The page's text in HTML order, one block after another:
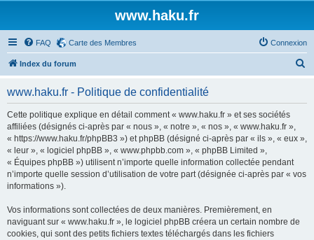
www.haku.fr
FAQ Carte des Membres Connexion
Index du forum
www.haku.fr - Politique de confidentialité
Cette politique explique en détail comment « www.haku.fr » et ses sociétés
affiliées (désignés ci-après par « nous », « notre », « nos », « www.haku.fr »,
« https://www.haku.fr/phpBB3 ») et phpBB (désigné ci-après par « ils », « eux »,
« leur », « logiciel phpBB », « www.phpbb.com », « phpBB Limited »,
« Équipes phpBB ») utilisent n’importe quelle information collectée pendant
n’importe quelle session d’utilisation de votre part (désignée ci-après par « vos
informations »).
Vos informations sont collectées de deux manières. Premièrement, en
naviguant sur « www.haku.fr », le logiciel phpBB créera un certain nombre de
cookies, qui sont des petits fichiers textes téléchargés dans les fichiers